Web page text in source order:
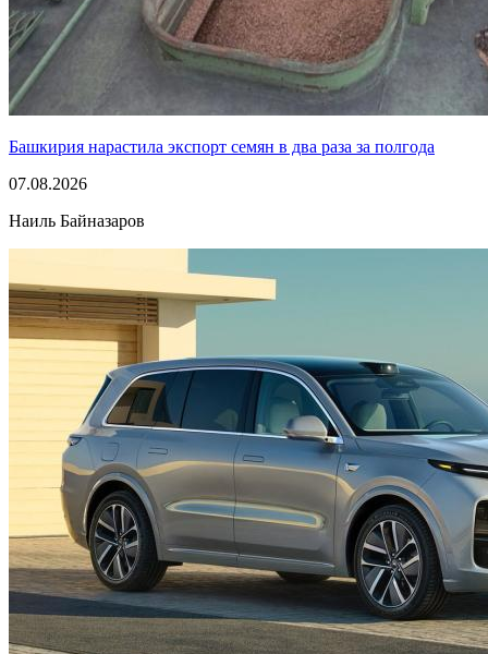
Башкирия нарастила экспорт семян в два раза за полгода
07.08.2026
Наиль Байназаров